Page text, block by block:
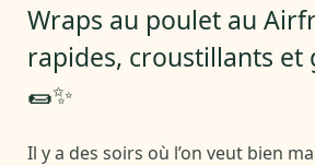
Wraps au poulet au
rapides, croustillants et
🌯✨
Il y a des soirs où l’on veut bien